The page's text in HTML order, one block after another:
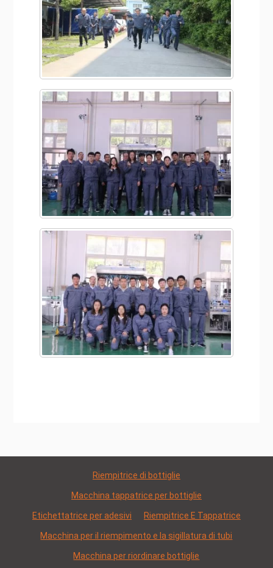
Riempitrice di bottiglie
Macchina tappatrice per bottiglie
Etichettatrice per adesivi Riempitrice E Tappatrice
Macchina per il riempimento e la sigillatura di tubi
Macchina per riordinare bottiglie